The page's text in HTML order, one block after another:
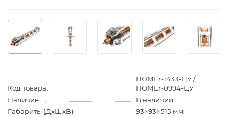
Код товара:
HOMEr-1433-ЦУ /
HOMEr-0994-ЦУ
Наличие:
В наличии
Габариты (ДхШхВ):
93×93×515 мм